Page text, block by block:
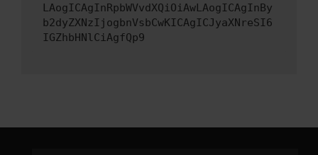
LAogICAgInRpbWVvdXQiOiAwLAogICAgInBy
b2dyZXNzIjogbnVsbCwKICAgICJyaXNreSI6
IGZhbHNlCiAgfQp9